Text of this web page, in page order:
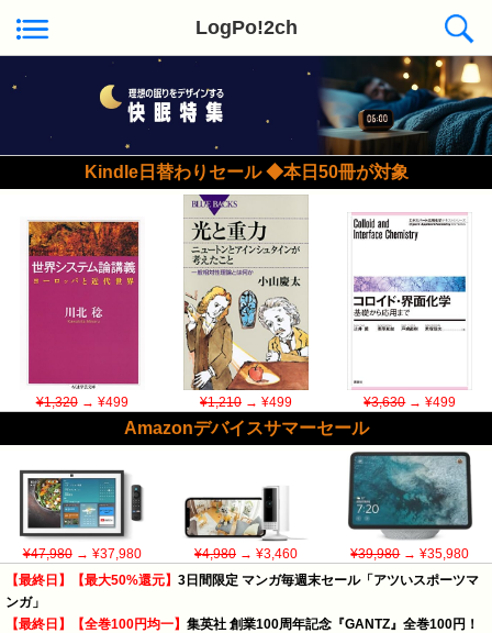
LogPo!2ch
Kindle日替わりセール ◆本日50冊が対象
¥1,320→ ¥499 ¥1,210→ ¥499 ¥3,630→ ¥499
Amazonデバイスサマーセール
¥47,980→ ¥37,980 ¥4,980→ ¥3,460 ¥39,980→ ¥35,980
【最終日】【最大50%還元】 3日間限定 マンガ毎週末セール「アツいスポーツマ
ンガ」
【最終日】【全巻100円均一】 集英社 創業100周年記念『GANTZ』全巻100円！